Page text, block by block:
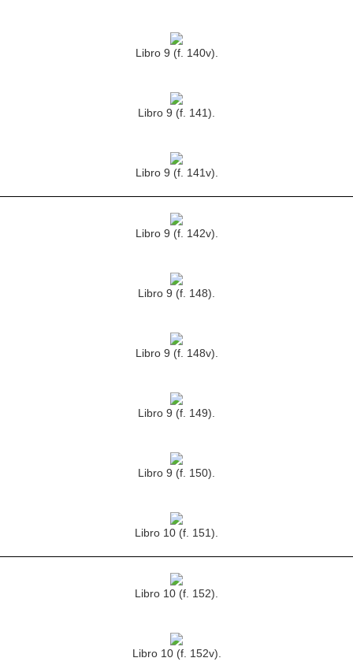
Libro 9 (f. 140v).
Libro 9 (f. 141).
Libro 9 (f. 141v).
Libro 9 (f. 142v).
Libro 9 (f. 148).
Libro 9 (f. 148v).
Libro 9 (f. 149).
Libro 9 (f. 150).
Libro 10 (f. 151).
Libro 10 (f. 152).
Libro 10 (f. 152v).